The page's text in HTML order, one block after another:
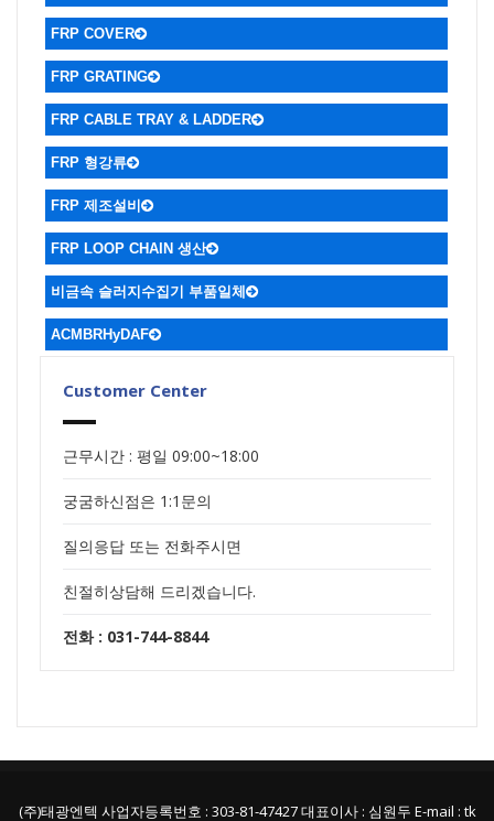
FRP COVER
FRP GRATING
ㆍGRATING & STRUCTURAL
ㆍ적용사례
FRP CABLE TRAY & LADDER
FRP 형강류
FRP 제조설비
FRP LOOP CHAIN 생산
비금속 슬러지수집기 부품일체
ACMBRHyDAF
Customer Center
근무시간 : 평일 09:00~18:00
궁굼하신점은 1:1문의
질의응답 또는 전화주시면
친절히상담해 드리겠습니다.
전화 : 031-744-8844
(주)태광엔텍 사업자등록번호 : 303-81-47427 대표이사 : 심원두 E-mail : tk